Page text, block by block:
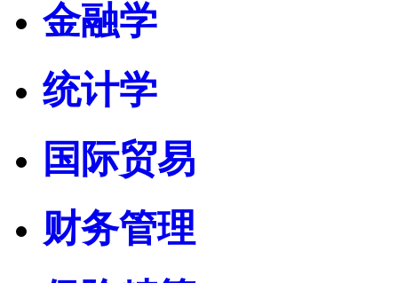
金融学
统计学
国际贸易
财务管理